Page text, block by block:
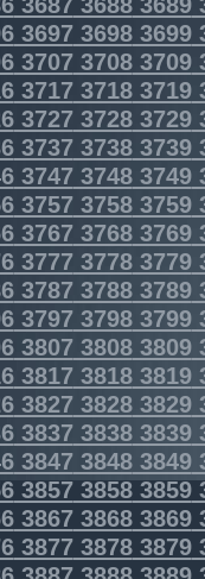
369736983699
370737083709
371737183719
3727 37283729
3737 37383739
3747 37483749
3757 37583759
3767 37683769
377737783779
3787 37883789
3797 37983799
3807 38083809
3817 38183819
3827 38283829
3837 38383839
3847 38483849
385738583859
386738683869
387738783879